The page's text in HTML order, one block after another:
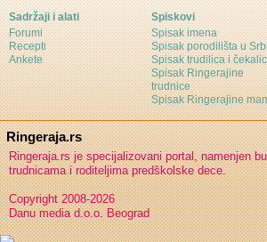
Sadržaji i alati
Forumi
Recepti
Ankete
Spiskovi
Spisak imena
Spisak porodilišta u
Spisak trudilica i
Spisak Ringerajine
trudnice
Spisak Ringerajine
Ringeraja.rs
Ringeraja.rs je specijalizovani portal, namenjen
trudnicama i roditeljima predškolske dece.
Copyright 2008-2026
Danu media d.o.o. Beograd